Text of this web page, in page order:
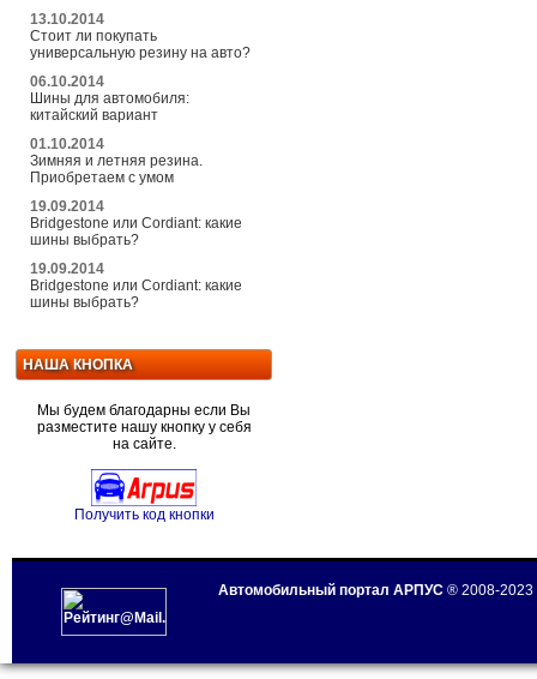
13.10.2014
Стоит ли покупать
универсальную резину на авто?
06.10.2014
Шины для автомобиля:
китайский вариант
01.10.2014
Зимняя и летняя резина.
Приобретаем с умом
19.09.2014
Bridgestone или Cordiant: какие
шины выбрать?
19.09.2014
Bridgestone или Cordiant: какие
шины выбрать?
НАША КНОПКА
Мы будем благодарны если Вы
разместите нашу кнопку у себя
на сайте.
Получить код кнопки
Автомобильный портал АРПУС ® 2008-2023